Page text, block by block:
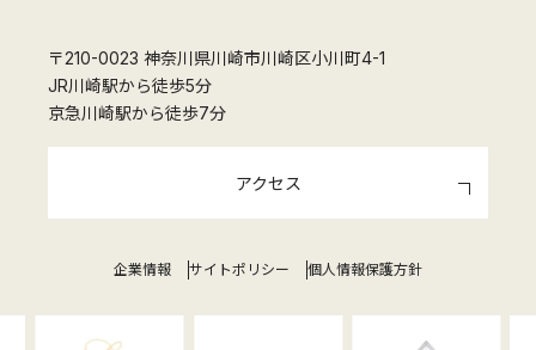
〒210-0023 神奈川県川崎市川崎区小川町4-1
JR川崎駅から徒歩5分
京急川崎駅から徒歩7分
アクセス
企業情報 サイトポリシー 個人情報保護方針